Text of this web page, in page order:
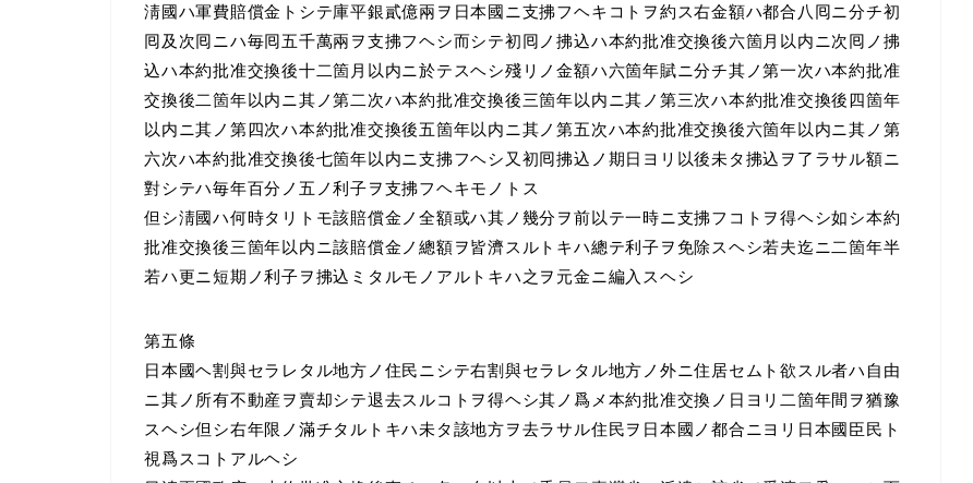
淸國ハ軍費賠償金トシテ庫平銀貳億兩ヲ日本國ニ支拂フヘキコトヲ約ス右金額ハ都合八囘ニ分チ初
囘及次囘ニハ毎囘五千萬兩ヲ支拂フヘシ而シテ初囘ノ拂込ハ本約批准交換後六箇月以内ニ次囘ノ拂
込ハ本約批准交換後十二箇月以内ニ於テスヘシ殘リノ金額ハ六箇年賦ニ分チ其ノ第一次ハ本約批准
交換後二箇年以内ニ其ノ第二次ハ本約批准交換後三箇年以内ニ其ノ第三次ハ本約批准交換後四箇年
以内ニ其ノ第四次ハ本約批准交換後五箇年以内ニ其ノ第五次ハ本約批准交換後六箇年以内ニ其ノ第
六次ハ本約批准交換後七箇年以内ニ支拂フヘシ又初囘拂込ノ期日ヨリ以後未タ拂込ヲ了ラサル額ニ
對シテハ毎年百分ノ五ノ利子ヲ支拂フヘキモノトス
但シ淸國ハ何時タリトモ該賠償金ノ全額或ハ其ノ幾分ヲ前以テ一時ニ支拂フコトヲ得ヘシ如シ本約
批准交換後三箇年以内ニ該賠償金ノ總額ヲ皆濟スルトキハ總テ利子ヲ免除スヘシ若夫迄ニ二箇年半
若ハ更ニ短期ノ利子ヲ拂込ミタルモノアルトキハ之ヲ元金ニ編入スヘシ
第五條
日本國ヘ割與セラレタル地方ノ住民ニシテ右割與セラレタル地方ノ外ニ住居セムト欲スル者ハ自由
ニ其ノ所有不動産ヲ賣却シテ退去スルコトヲ得ヘシ其ノ爲メ本約批准交換ノ日ヨリ二箇年間ヲ猶豫
スヘシ但シ右年限ノ滿チタルトキハ未タ該地方ヲ去ラサル住民ヲ日本國ノ都合ニヨリ日本國臣民ト
視爲スコトアルヘシ